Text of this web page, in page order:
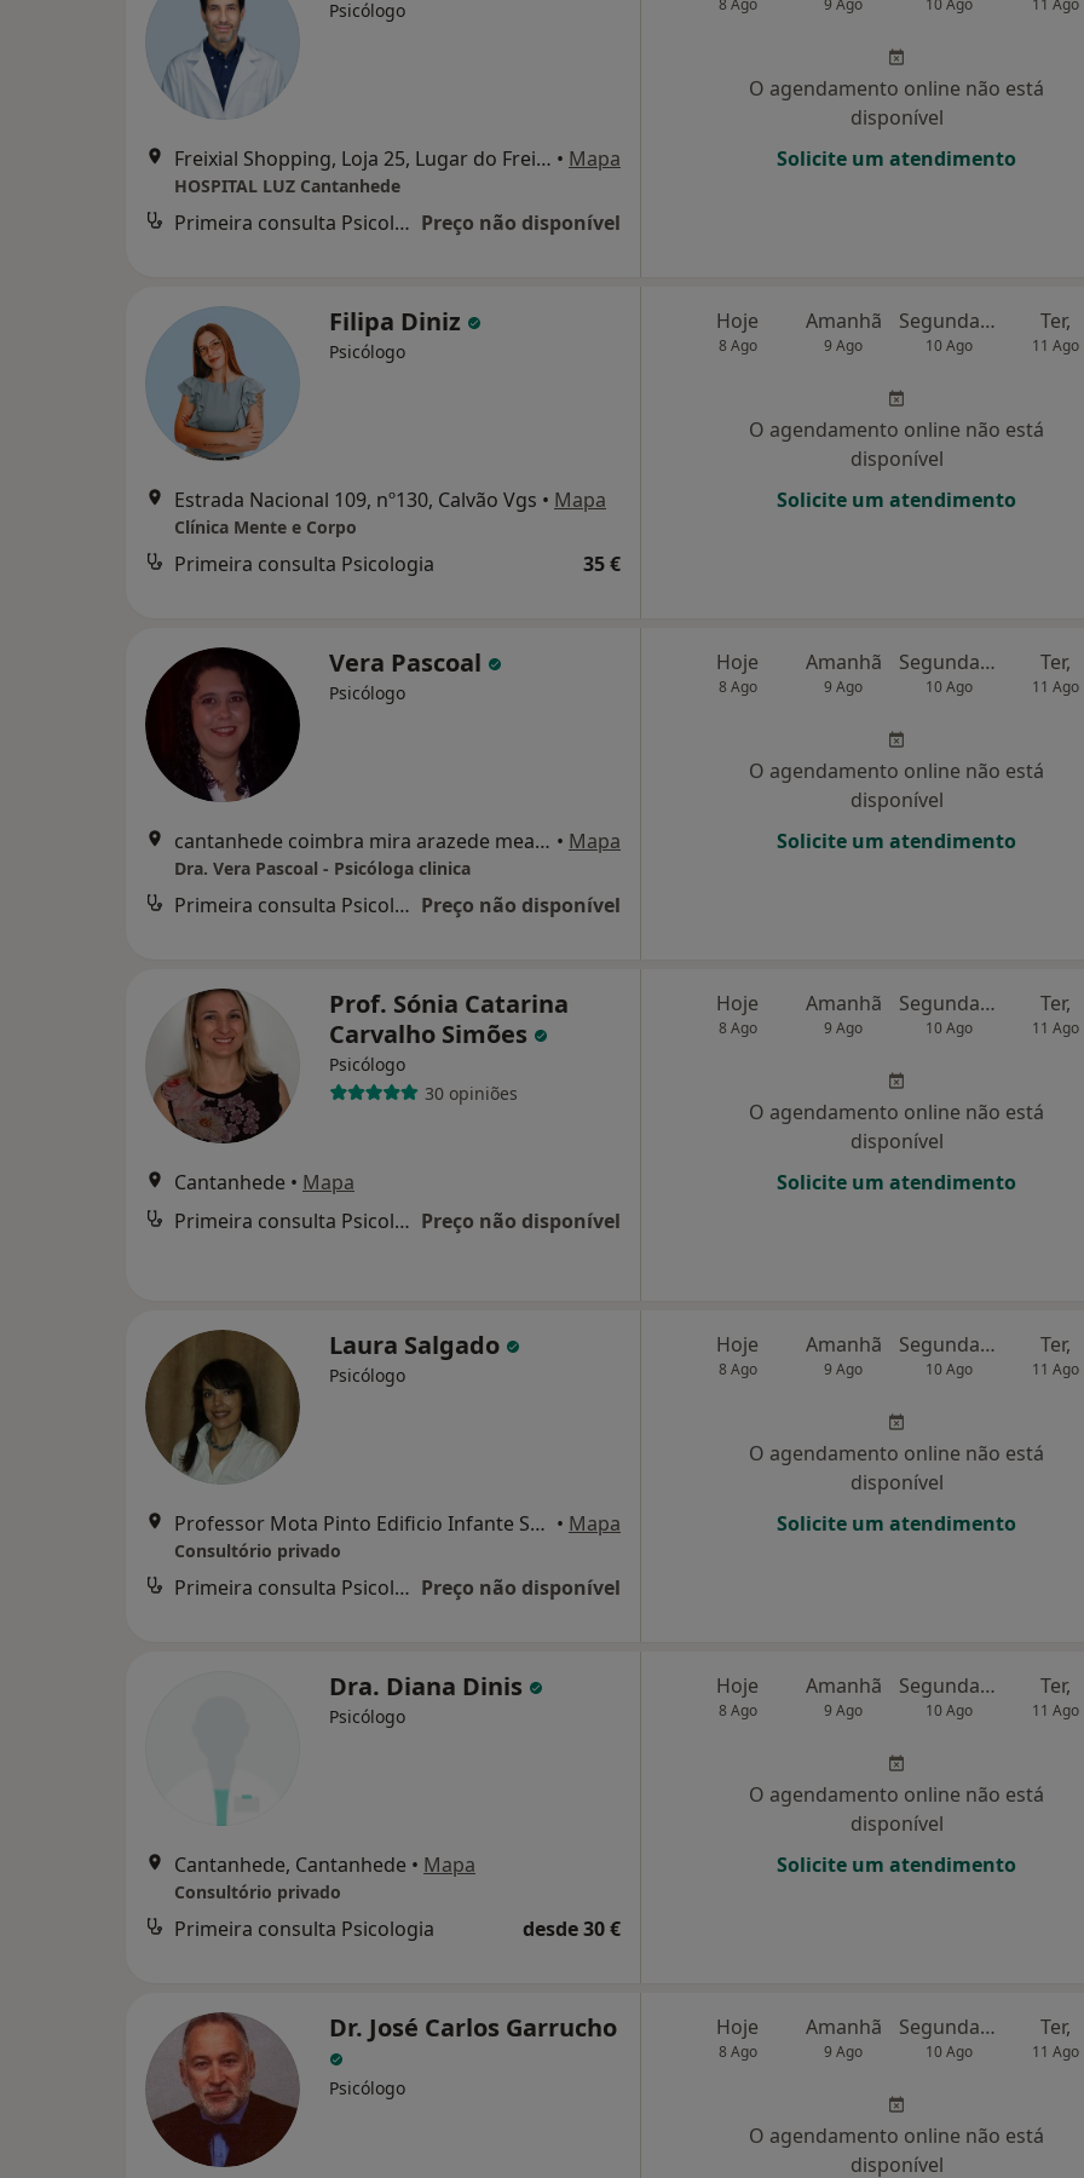
Psicólogo
Freixial Shopping, Loja 25, Lugar do Freixial Cantanhede, Cantanhede • Mapa
HOSPITAL LUZ Cantanhede
Primeira consulta Psicologia Preço não disponível
8 Ago 9 Ago 10 Ago 11 Ago
O agendamento online não está
disponível
Solicite um atendimento
Filipa Diniz
Psicólogo
Estrada Nacional 109, nº130, Calvão Vgs • Mapa
Clínica Mente e Corpo
Primeira consulta Psicologia 35 €
Hoje
8 Ago
Amanhã
9 Ago
Segunda-feira
10 Ago
Ter,
11 Ago
O agendamento online não está
disponível
Solicite um atendimento
Vera Pascoal
Psicólogo
cantanhede coimbra mira arazede mealhada, Cantanhede • Mapa
Dra. Vera Pascoal - Psicóloga clinica
Primeira consulta Psicologia Preço não disponível
Hoje
8 Ago
Amanhã
9 Ago
Segunda-feira
10 Ago
Ter,
11 Ago
O agendamento online não está
disponível
Solicite um atendimento
Prof. Sónia Catarina
Carvalho Simões
Psicólogo
30 opiniões
Cantanhede • Mapa
Primeira consulta Psicologia Preço não disponível
Hoje
8 Ago
Amanhã
9 Ago
Segunda-feira
10 Ago
Ter,
11 Ago
O agendamento online não está
disponível
Solicite um atendimento
Laura Salgado
Psicólogo
Professor Mota Pinto Edificio Infante Sagres Bloco C4 2º Esquerdo, Cantanhede • Mapa
Consultório privado
Primeira consulta Psicologia Preço não disponível
Hoje
8 Ago
Amanhã
9 Ago
Segunda-feira
10 Ago
Ter,
11 Ago
O agendamento online não está
disponível
Solicite um atendimento
Dra. Diana Dinis
Psicólogo
Cantanhede, Cantanhede • Mapa
Consultório privado
Primeira consulta Psicologia desde 30 €
Hoje
8 Ago
Amanhã
9 Ago
Segunda-feira
10 Ago
Ter,
11 Ago
O agendamento online não está
disponível
Solicite um atendimento
Dr. José Carlos Garrucho
Psicólogo
Hoje
8 Ago
Amanhã
9 Ago
Segunda-feira
10 Ago
Ter,
11 Ago
O agendamento online não está
disponível